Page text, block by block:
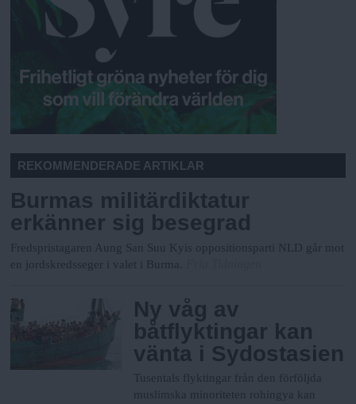
REKOMMENDERADE ARTIKLAR
Burmas militärdiktatur
erkänner sig besegrad
Fredspristagaren Aung San Suu Kyis oppositionsparti NLD går mot
en jordskredsseger i valet i Burma.
Ny våg av
båtflyktingar kan
vänta i Sydostasien
Tusentals flyktingar från den förföljda
muslimska minoriteten rohingya kan